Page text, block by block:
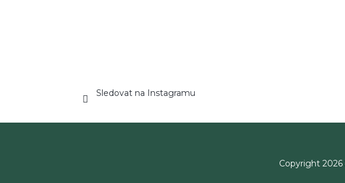
Sledovat na Instagramu
Copyright 2026